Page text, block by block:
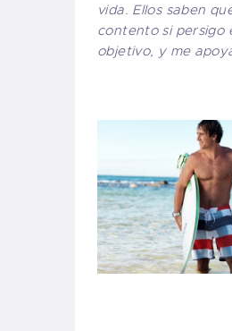
vida. Ellos saben
contento si persigo
objetivo, y me